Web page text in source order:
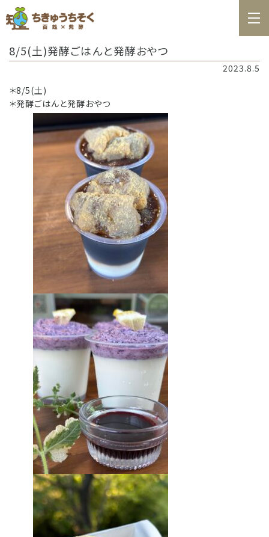
百姓日記
お問合せ
料理教室カレンダー
商品の購入
8/5(土)発酵ごはんと発酵おやつ
2023.8.5
＊8/5(土)
＊発酵ごはんと発酵おやつ